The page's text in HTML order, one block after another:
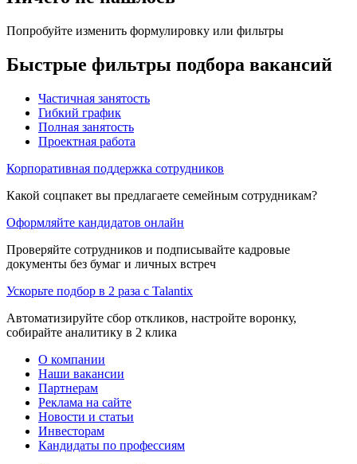
Попробуйте изменить формулировку или фильтры
Быстрые фильтры подбора вакансий
Частичная занятость
Гибкий график
Полная занятость
Проектная работа
Корпоративная поддержка сотрудников
Какой соцпакет вы предлагаете семейным сотрудникам?
Оформляйте кандидатов онлайн
Проверяйте сотрудников и подписывайте кадровые
документы без бумаг и личных встреч
Ускорьте подбор в 2 раза с Talantix
Автоматизируйте сбор откликов, настройте воронку,
собирайте аналитику в 2 клика
О компании
Наши вакансии
Партнерам
Реклама на сайте
Новости и статьи
Инвесторам
Кандидаты по профессиям